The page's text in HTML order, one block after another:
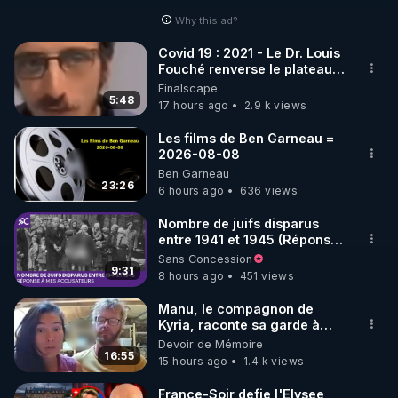
🌱 INSTAGRAM
https://www.instagram.com/rdlr_thierrycasasnovas/
http://rgnr.li/instagram
🌱 LA NEWSLETTER
Pour ne pas rater l’actualité RGNR (stages,
http://rgnr.li/news
🌱 VIDÉOS NON CENSURÉES SUR ODYSEE
Toutes les vidéos Youtube sont aussi sur la
http://rgnr.li/odysee
🌱 LES STAGES EN PRÉSENTIEL
Why this ad?
5:48
Covid 19 : 2021 - Le Dr. Louis
Fouché renverse le plateau
de CNews !
Finalscape
17 hours ago
2.9 k views
23:26
Les films de Ben Garneau =
2026-08-08
Ben Garneau
6 hours ago
636 views
9:31
Nombre de juifs disparus
entre 1941 et 1945 (Réponse
à mes accusateurs)
Sans Concession
8 hours ago
451 views
16:55
Manu, le compagnon de
Kyria, raconte sa garde à
vue musclée. PARTAGEZ!
Devoir de Mémoire
15 hours ago
1.4 k views
France-Soir defie l'Elysee